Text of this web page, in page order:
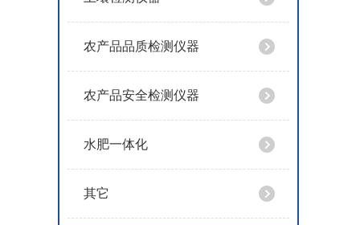
农产品品质检测仪器
农产品安全检测仪器
水肥一体化
其它